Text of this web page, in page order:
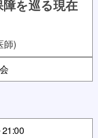
を巡る現在
師)